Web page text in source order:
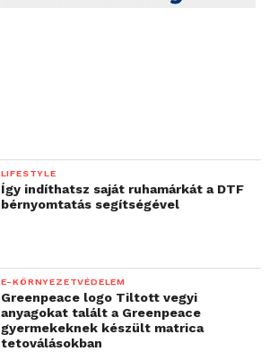
LIFESTYLE
Így indíthatsz saját ruhamárkát a DTF
bérnyomtatás segítségével
E-KÖRNYEZETVÉDELEM
Greenpeace logo Tiltott vegyi
anyagokat talált a Greenpeace
gyermekeknek készült matrica
tetoválásokban